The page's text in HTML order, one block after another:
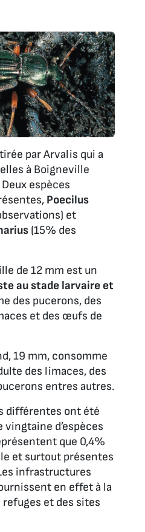
par Arvalis qui a
à Boigneville
espèces
Poecilus
et
(15% des
de 12 mm est un
au stade larvaire et
des pucerons, des
et des œufs de
19 mm, consomme
des limaces, des
entres autres.
différentes ont été
d’espèces
que 0,4%
et surtout présentes
infrastructures
en effet à la
et des sites